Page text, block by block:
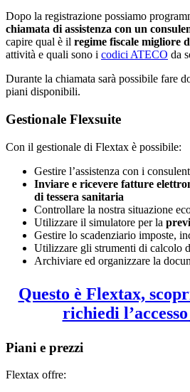
Dopo la registrazione possiamo
chiamata di assistenza con un
capire qual è il regime fiscale migliore
attività e quali sono i codici ATECO da
Durante la chiamata sarà possibile fare
piani disponibili.
Gestionale Flexsuite
Con il gestionale di Flextax è possibile:
Gestire l’assistenza con i
Inviare e ricevere fatture
di tessera sanitaria
Controllare la nostra situazione
Utilizzare il simulatore per la
Gestire lo scadenziario imposte,
Utilizzare gli strumenti di calcolo
Archiviare ed organizzare la
Questo è Flextax,
richiedi
Piani e prezzi
Flextax offre: